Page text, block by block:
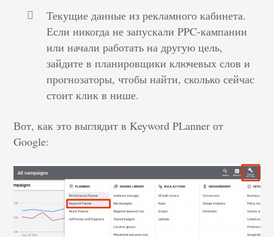
Текущие данные из рекламного кабинета.
Если никогда не запускали PPC-кампании
или начали работать на другую цель,
зайдите в планировщики ключевых слов и
прогнозаторы, чтобы найти, сколько сейчас
стоит клик в нише.
Вот, как это выглядит в Keyword PLanner от
Google: